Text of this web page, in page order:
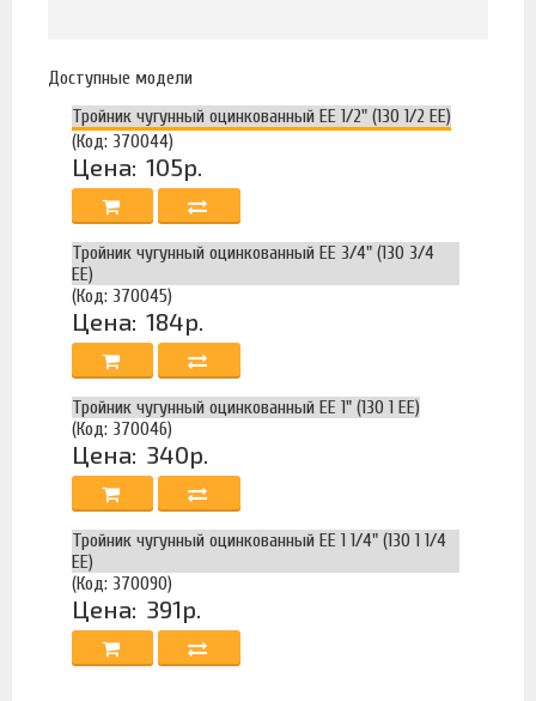
Доступные модели
Тройник чугунный оцинкованный ЕЕ 1/2" (130 1/2 EE)
(Код: 370044)
Цена: 105р.
Тройник чугунный оцинкованный ЕЕ 3/4" (130 3/4
EE)
(Код: 370045)
Цена: 184р.
Тройник чугунный оцинкованный ЕЕ 1" (130 1 EE)
(Код: 370046)
Цена: 340р.
Тройник чугунный оцинкованный ЕЕ 1 1/4" (130 1 1/4
EE)
(Код: 370090)
Цена: 391р.